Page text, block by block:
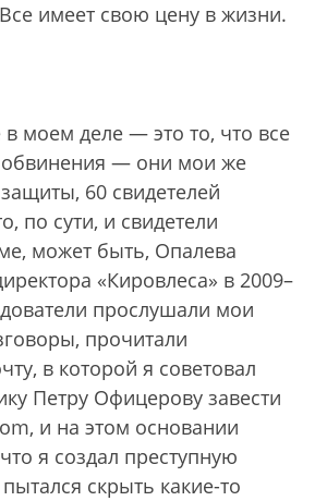
имеет свою цену в жизни.
моем деле — это то, что все
обвинения — они мои же
60 свидетелей
по сути, и свидетели
может быть, Опалева
«Кировлеса» в 2009–
прослушали мои
прочитали
в которой я советовал
Петру Офицерову завести
и на этом основании
я создал преступную
скрыть какие-то